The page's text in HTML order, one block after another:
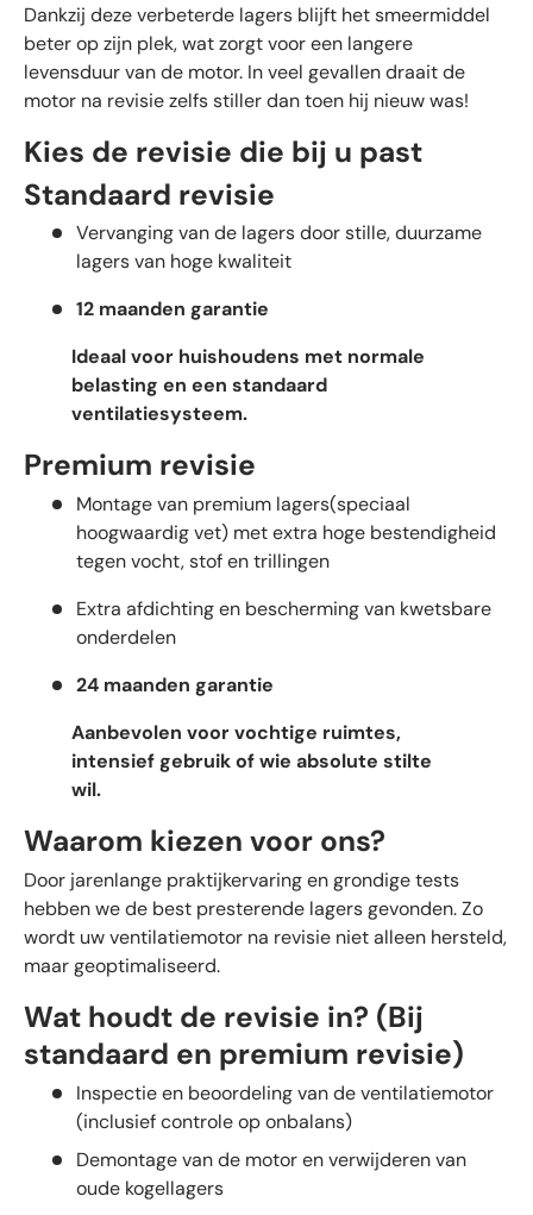
Dankzij deze verbeterde lagers blijft het smeermiddel
beter op zijn plek, wat zorgt voor een langere
levensduur van de motor. In veel gevallen draait de
motor na revisie zelfs stiller dan toen hij nieuw was!
Kies de revisie die bij u past
Standaard revisie
Vervanging van de lagers door stille, duurzame
lagers van hoge kwaliteit
12 maanden garantie
Ideaal voor huishoudens met normale
belasting en een standaard
ventilatiesysteem.
Premium revisie
Montage van premium lagers(speciaal
hoogwaardig vet) met extra hoge bestendigheid
tegen vocht, stof en trillingen
Extra afdichting en bescherming van kwetsbare
onderdelen
24 maanden garantie
Aanbevolen voor vochtige ruimtes,
intensief gebruik of wie absolute stilte
wil.
Waarom kiezen voor ons?
Door jarenlange praktijkervaring en grondige tests
hebben we de best presterende lagers gevonden. Zo
wordt uw ventilatiemotor na revisie niet alleen hersteld,
maar geoptimaliseerd.
Wat houdt de revisie in? (Bij
standaard en premium revisie)
Inspectie en beoordeling van de ventilatiemotor
(inclusief controle op onbalans)
Demontage van de motor en verwijderen van
oude kogellagers